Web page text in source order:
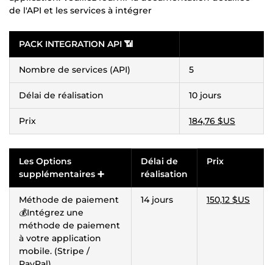
de l'API et les services à intégrer
PACK INTEGRATION API 📶
Nombre de services (API) 5
Délai de réalisation 10 jours
Prix 184,76 $US
Les Options
supplémentaires ➕
Délai de
réalisation
Prix
Méthode de paiement
💰Intégrez une
méthode de paiement
à votre application
mobile. (Stripe /
14 jours 150,12 $US